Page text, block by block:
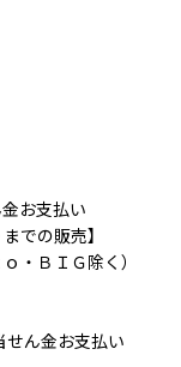
お支払い
販売】
・ＢＩＧ除く）
せん金お支払い